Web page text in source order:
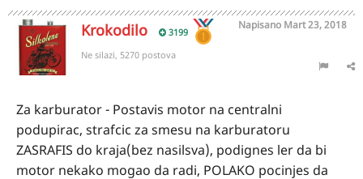
Krokodilo 3199
Napisano Mart 23, 2018
Ne silazi, 5270 postova
Za karburator - Postavis motor na centralni
podupirac, strafcic za smesu na karburatoru
ZASRAFIS do kraja(bez nasilsva), podignes ler da bi
motor nekako mogao da radi, POLAKO pocinjes da